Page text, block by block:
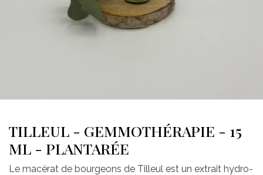
TILLEUL - GEMMOTHÉRAPIE - 15
ML - PLANTARÉE
Le macérat de bourgeons de Tilleul est un extrait hydro-